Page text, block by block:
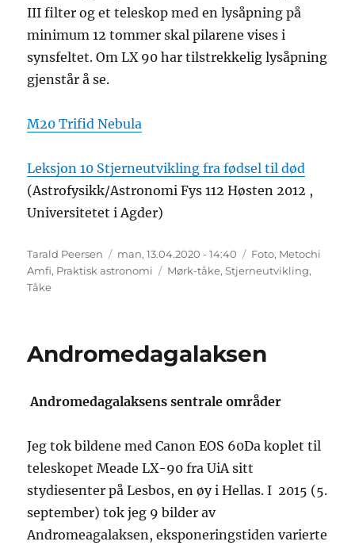
III filter og et teleskop med en lysåpning på
minimum 12 tommer skal pilarene vises i
synsfeltet. Om LX 90 har tilstrekkelig lysåpning
gjenstår å se.
M20 Trifid Nebula
Leksjon 10 Stjerneutvikling fra fødsel til død
(Astrofysikk/Astronomi Fys 112 Høsten 2012 ,
Universitetet i Agder)
Forfatter
Tarald Peersen Publisert
man, 13.04.2020 - 14:40 Kategorier
Foto, Metochi
Amfi, Praktisk astronomi Stikkord
Mørk-tåke,Stjerneutvikling,
Tåke
Andromedagalaksen
Andromedagalaksens sentrale områder
Jeg tok bildene med Canon EOS 60Da koplet til
teleskopet Meade LX-90 fra UiA sitt
stydiesenter på Lesbos, en øy i Hellas. I 2015 (5.
september) tok jeg 9 bilder av
Andromeagalaksen, eksponeringstiden varierte